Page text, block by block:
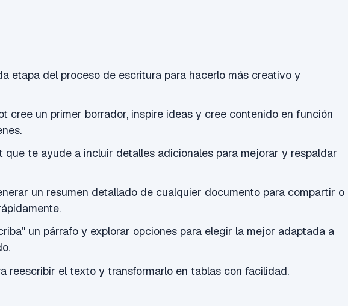
etapa del proceso de escritura para hacerlo más creativo y
cree un primer borrador, inspire ideas y cree contenido en función
que te ayude a incluir detalles adicionales para mejorar y respaldar
un resumen detallado de cualquier documento para compartir o
un párrafo y explorar opciones para elegir la mejor adaptada a
reescribir el texto y transformarlo en tablas con facilidad.